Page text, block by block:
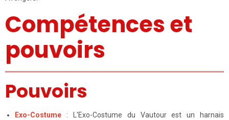
Compétences et
pouvoirs
Pouvoirs
Exo-Costume
: L'Exo-Costume du Vautour est un harnais